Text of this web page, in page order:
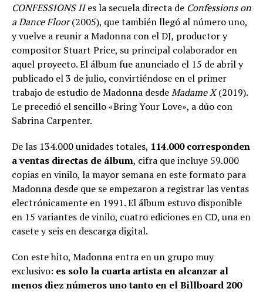
CONFESSIONS IIes la secuela directa de Confessions on
a Dance Floor(2005), que también llegó al número uno,
y vuelve a reunir a Madonna con el DJ, productor y
compositor Stuart Price, su principal colaborador en
aquel proyecto. El álbum fue anunciado el 15 de abril y
publicado el 3 de julio, convirtiéndose en el primer
trabajo de estudio de Madonna desdeMadame X(2019).
Le precedió el sencillo «Bring Your Love», a dúo con
Sabrina Carpenter.
De las 134.000 unidades totales, 114.000 corresponden
a ventas directas de álbum, cifra que incluye 59.000
copias en vinilo, la mayor semana en este formato para
Madonna desde que se empezaron a registrar las ventas
electrónicamente en 1991. El álbum estuvo disponible
en 15 variantes de vinilo, cuatro ediciones en CD, una en
casete y seis en descarga digital.
Con este hito, Madonna entra en un grupo muy
exclusivo: es solo la cuarta artista en alcanzar al
menos diez números uno tanto en el Billboard 200